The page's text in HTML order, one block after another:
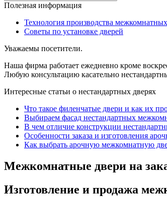
Полезная информация
Технология производства
Советы по установке дверей
Уважаемы посетители.
Наша фирма работает ежедневно кроме
Любую консультацию касательно
Интересные статьи о нестандартных дверях
Что такое филенчатые двери и как их
Выбираем фасад нестандартных
В чем отличие конструкции
Особенности заказа и изготовления
Как выбрать арочную межкомнатную
Межкомнатные двери на
Изготовление и продажа